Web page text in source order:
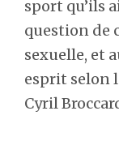
sport qu’ils
question de
sexuelle, et
esprit selon
Cyril